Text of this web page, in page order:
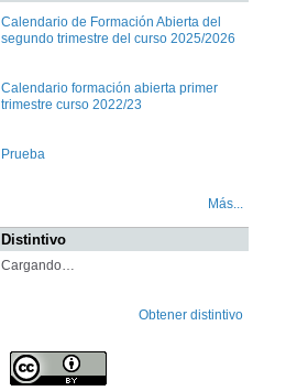
Calendario de Formación Abierta del
segundo trimestre del curso 2025/2026
Calendario formación abierta primer
trimestre curso 2022/23
Prueba
Más...
Distintivo
Cargando…
Obtener distintivo